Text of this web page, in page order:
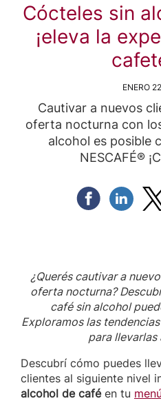
Cócteles sin
¡eleva la
ENERO
Cautivar a nuevos
oferta nocturna con
alcohol es posible
NESCAFÉ®
Compartir
¿Querés cautivar a
oferta nocturna?
café sin alcohol
Exploramos las
para llevarlas
Descubrí cómo puedes
clientes al siguiente nivel
alcohol de caféen tu